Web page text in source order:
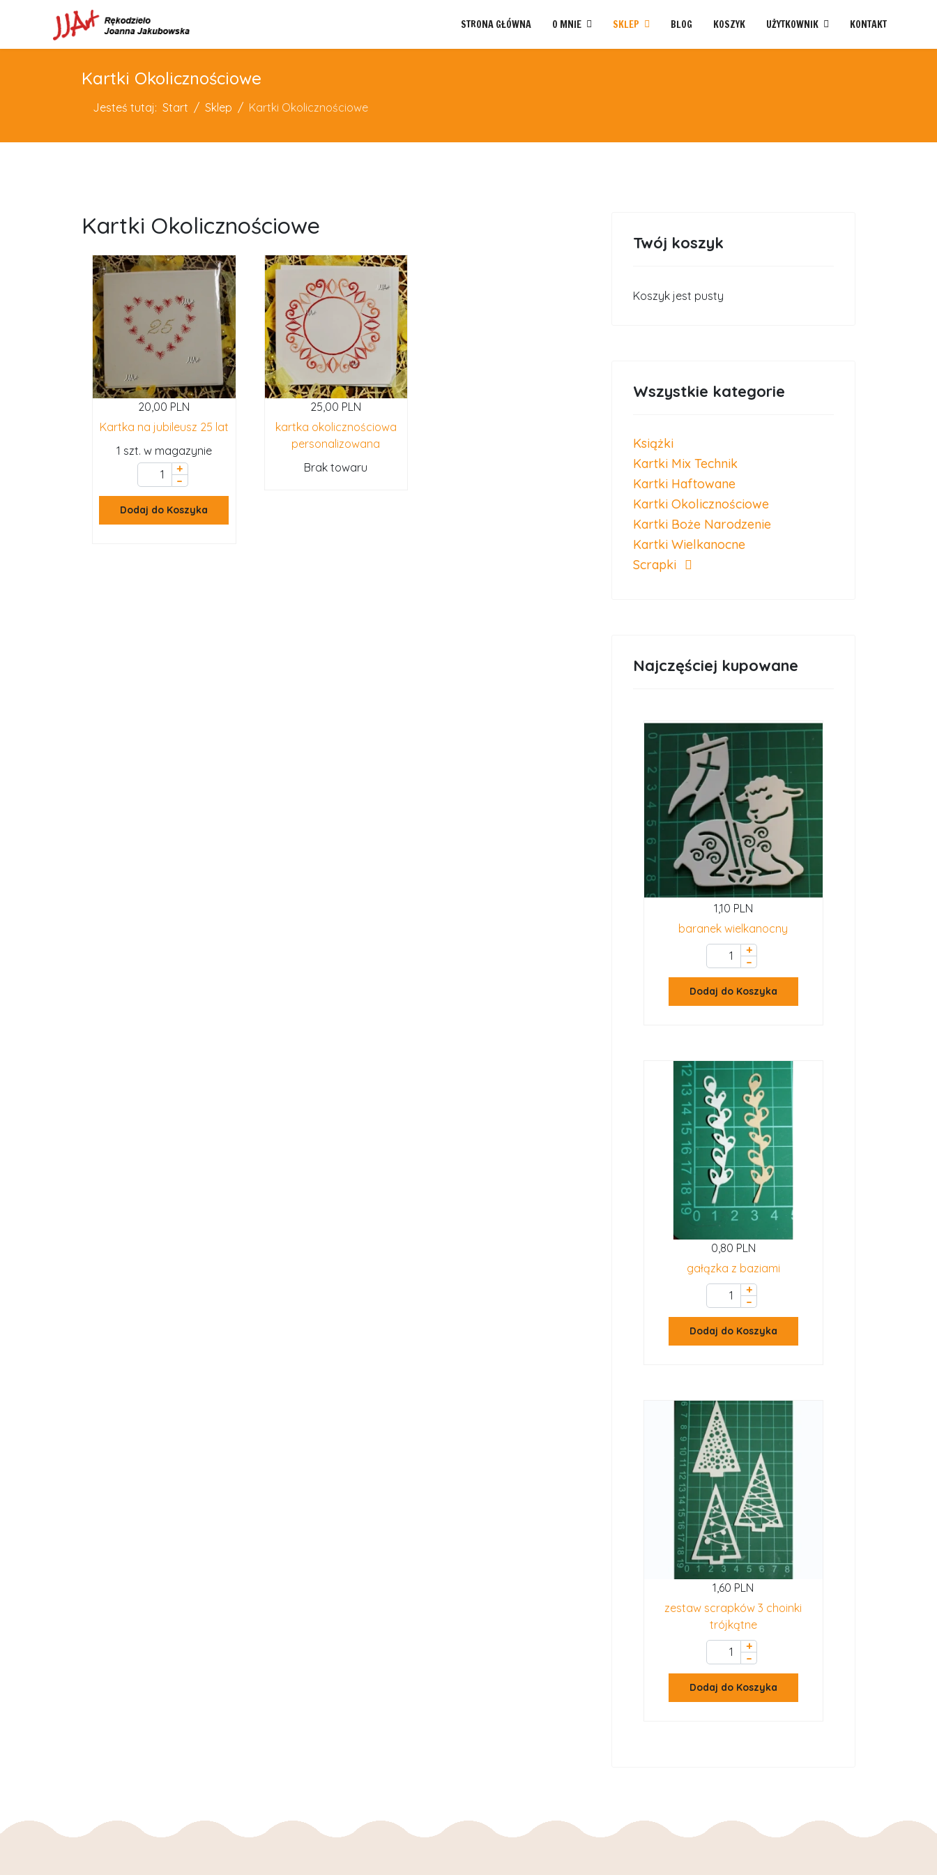
STRONA GŁÓWNA O MNIE SKLEP BLOG KOSZYK UŻYTKOWNIK KONTAKT
Kartki Okolicznościowe
Jesteś tutaj: Start Sklep Kartki Okolicznościowe
Kartki Okolicznościowe
20,00 PLN
Kartka na jubileusz 25 lat
1 szt. w magazynie
+
–
Dodaj do Koszyka
25,00 PLN
kartka okolicznościowa
personalizowana
Brak towaru
Twój koszyk
Koszyk jest pusty
Wszystkie kategorie
Książki
Kartki Mix Technik
Kartki Haftowane
Kartki Okolicznościowe
Kartki Boże Narodzenie
Kartki Wielkanocne
Scrapki
Najczęściej kupowane
1,10 PLN
baranek wielkanocny
+
–
Dodaj do Koszyka
0,80 PLN
gałązka z baziami
+
–
Dodaj do Koszyka
1,60 PLN
zestaw scrapków 3 choinki
trójkątne
+
–
Dodaj do Koszyka